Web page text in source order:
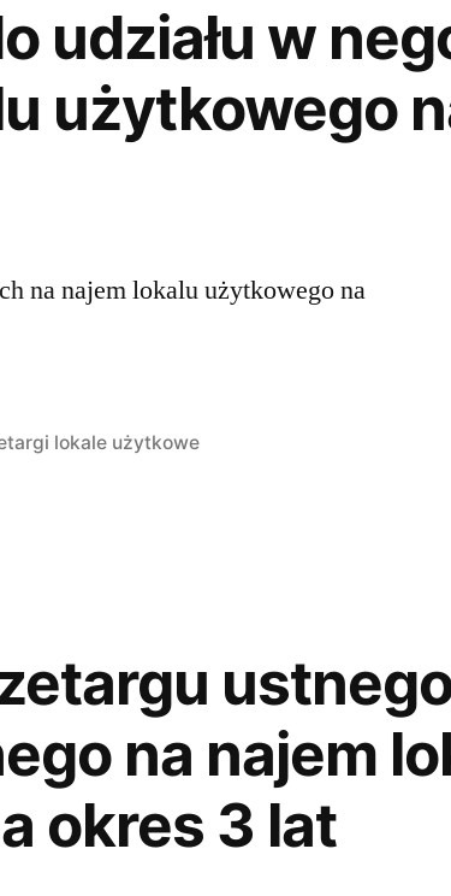
udziału w
użytkowego
na najem lokalu użytkowego na
lokale użytkowe
na najem
okres 3 lat